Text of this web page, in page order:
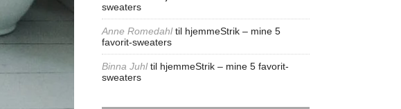
sweaters
Anne Romedahltil hjemmeStrik – mine 5
favorit-sweaters
Binna Juhltil hjemmeStrik – mine 5 favorit-
sweaters